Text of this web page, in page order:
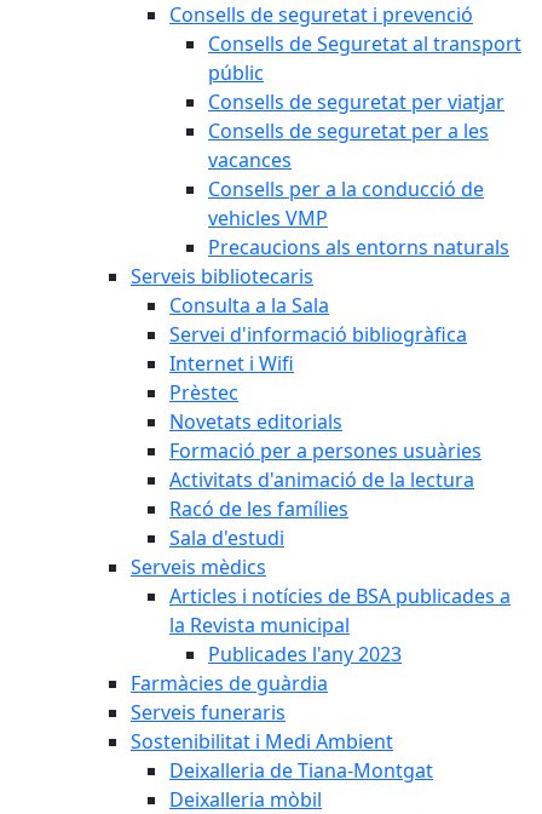
Consells de seguretat i prevenció
Consells de Seguretat al transport
públic
Consells de seguretat per viatjar
Consells de seguretat per a les
vacances
Consells per a la conducció de
vehicles VMP
Precaucions als entorns naturals
Serveis bibliotecaris
Consulta a la Sala
Servei d'informació bibliogràfica
Internet i Wifi
Prèstec
Novetats editorials
Formació per a persones usuàries
Activitats d'animació de la lectura
Racó de les famílies
Sala d'estudi
Serveis mèdics
Articles i notícies de BSA publicades a
la Revista municipal
Publicades l'any 2023
Farmàcies de guàrdia
Serveis funeraris
Sostenibilitat i Medi Ambient
Deixalleria de Tiana-Montgat
Deixalleria mòbil